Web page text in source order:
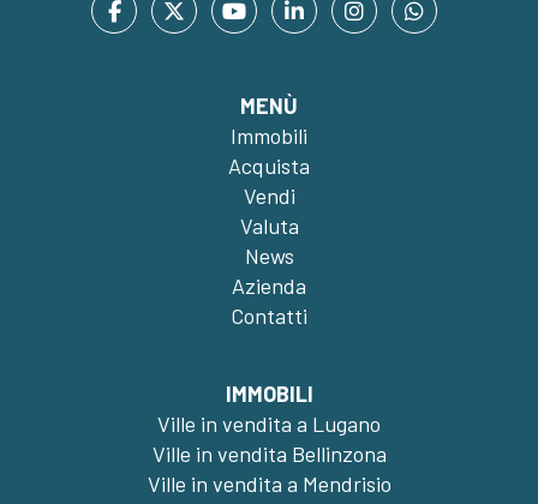
MENÙ
Immobili
Acquista
Vendi
Valuta
News
Azienda
Contatti
IMMOBILI
Ville in vendita a Lugano
Ville in vendita Bellinzona
Ville in vendita a Mendrisio